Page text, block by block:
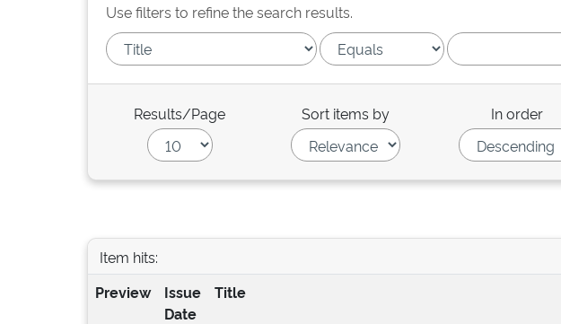
Use filters to refine the search results.
Results/Page Sort items by In order
Item hits:
Preview
Issue
Date
Title